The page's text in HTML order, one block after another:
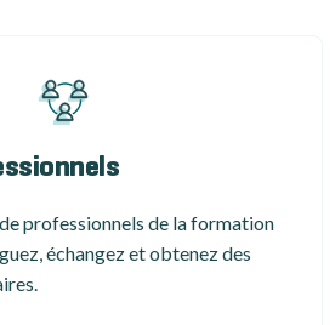
professionnels de la formation
échangez et obtenez des